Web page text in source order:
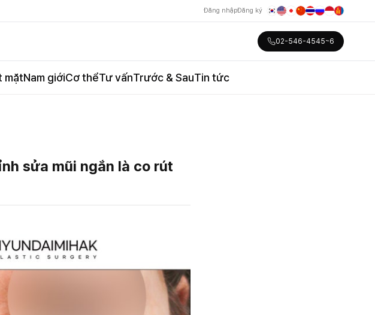
Đăng nhậpĐăng ký
02-546-4545~6
mặtNam giớiCơ thểTư vấnTrước & SauTin tức
sửa mũi ngắn là co rút